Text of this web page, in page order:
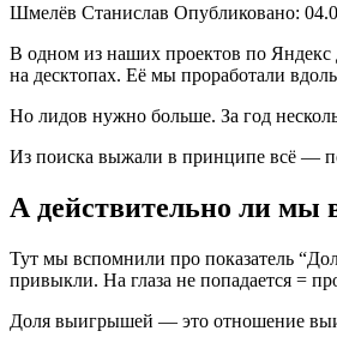
Шмелёв Станислав Опубликовано:
В одном из наших проектов по Яндекс
на десктопах. Её мы проработали
Но лидов нужно больше. За год
Из поиска выжали в принципе всё —
А действительно ли мы
Тут мы вспомнили про показатель
привыкли. На глаза не попадается =
Доля выигрышей — это отношение